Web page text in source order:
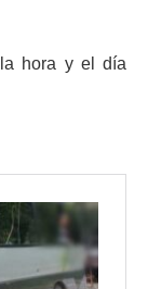
hora y el día